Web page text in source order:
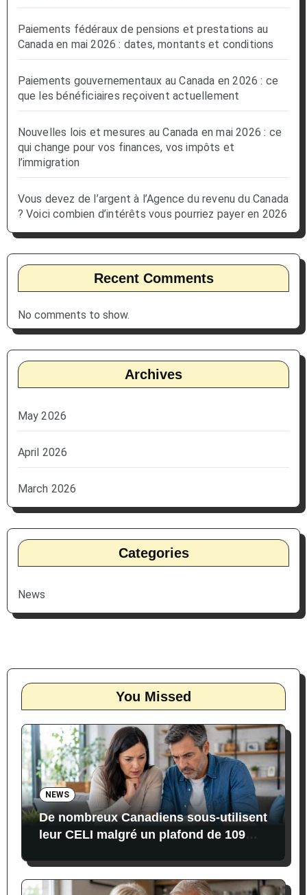
Paiements fédéraux de pensions et prestations au
Canada en mai 2026 : dates, montants et conditions
Paiements gouvernementaux au Canada en 2026 : ce
que les bénéficiaires reçoivent actuellement
Nouvelles lois et mesures au Canada en mai 2026 : ce
qui change pour vos finances, vos impôts et
l’immigration
Vous devez de l’argent à l’Agence du revenu du Canada
? Voici combien d’intérêts vous pourriez payer en 2026
Recent Comments
No comments to show.
Archives
May 2026
April 2026
March 2026
Categories
News
You Missed
NEWS
De nombreux Canadiens sous-utilisent
leur CELI malgré un plafond de 109